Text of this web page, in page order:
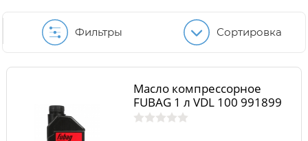
Фильтры Сортировка
Масло компрессорное
FUBAG 1 л VDL 100 991899